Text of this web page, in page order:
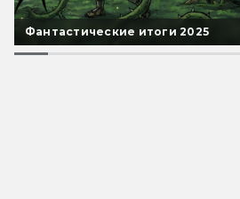
Фантастические итоги 2025